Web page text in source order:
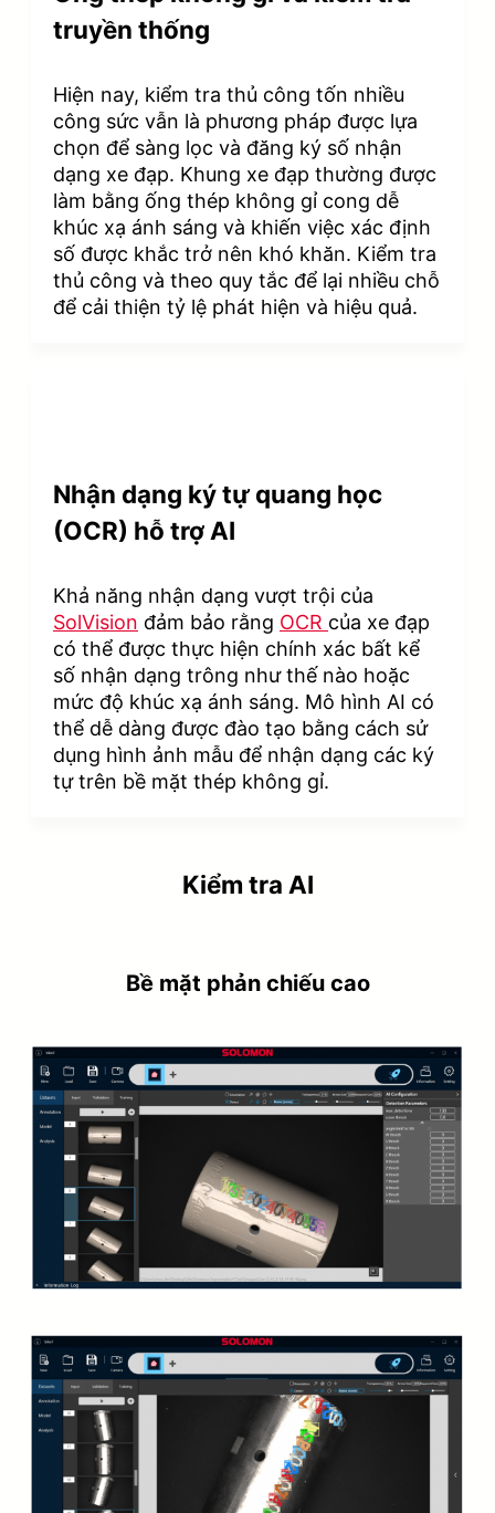
e
o
truyền thống
Hiện nay, kiểm tra thủ công tốn nhiều
công sức vẫn là phương pháp được lựa
chọn để sàng lọc và đăng ký số nhận
dạng xe đạp. Khung xe đạp thường được
làm bằng ống thép không gỉ cong dễ
khúc xạ ánh sáng và khiến việc xác định
số được khắc trở nên khó khăn. Kiểm tra
thủ công và theo quy tắc để lại nhiều chỗ
để cải thiện tỷ lệ phát hiện và hiệu quả.
Nhận dạng ký tự quang học
(OCR) hỗ trợ AI
Khả năng nhận dạng vượt trội của
SolVision đảm bảo rằng OCR của xe đạp
có thể được thực hiện chính xác bất kể
số nhận dạng trông như thế nào hoặc
mức độ khúc xạ ánh sáng. Mô hình AI có
thể dễ dàng được đào tạo bằng cách sử
dụng hình ảnh mẫu để nhận dạng các ký
tự trên bề mặt thép không gỉ.
Kiểm tra AI
Bề mặt phản chiếu cao